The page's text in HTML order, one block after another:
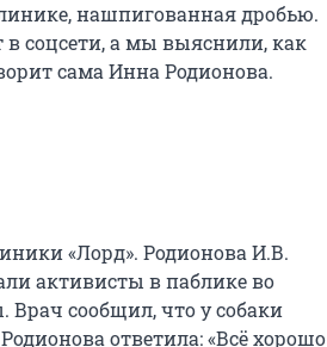
нашпигованная дробью.
соцсети, а мы выяснили, как
сама Инна Родионова.
«Лорд». Родионова И.В.
активисты в паблике во
Врач сообщил, что у собаки
ответила: «Всё хорошо